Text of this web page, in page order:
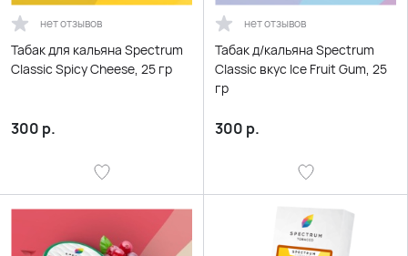
нет отзывов
Табак для кальяна Spectrum
Classic Spicy Cheese, 25 гр
300 р.
нет отзывов
Табак д/кальяна Spectrum
Classic вкус Ice Fruit Gum, 25
гр
300 р.